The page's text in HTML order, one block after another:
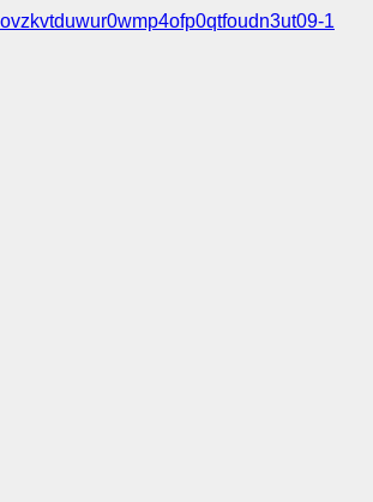
ovzkvtduwur0wmp4ofp0qtfoudn3ut09-1